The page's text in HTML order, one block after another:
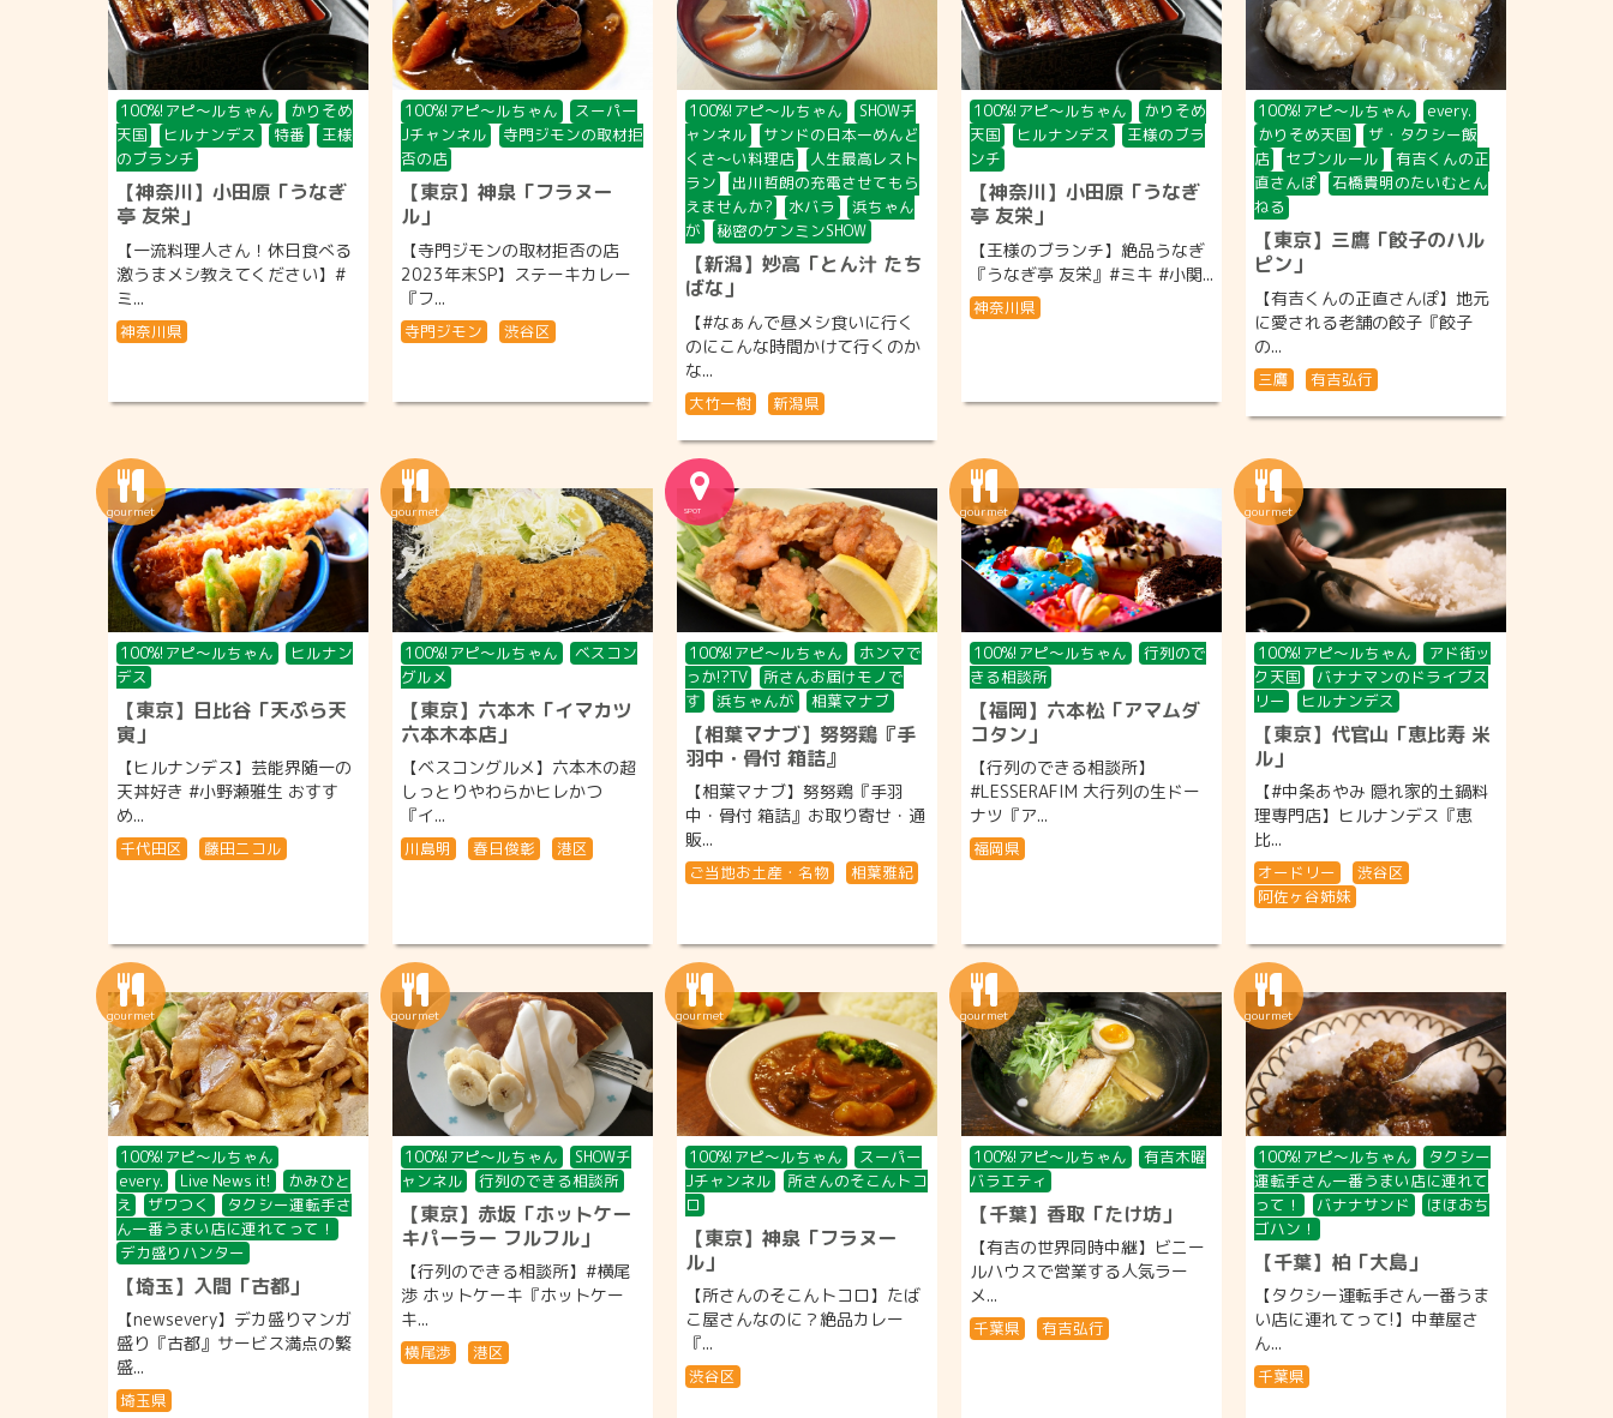
100%!アピ〜ルちゃん
かりそめ
天国
ヒルナンデス 特番
王様
のブランチ
【神奈川】小田原「うなぎ
亭 友栄」
【一流料理人さん！休日食べる
激うまメシ教えてください】#
ミ...
神奈川県
100%!アピ〜ルちゃん
スーパー
Jチャンネル
寺門ジモンの取材拒
否の店
【東京】神泉「フラヌー
ル」
【寺門ジモンの取材拒否の店
2023年末SP】ステーキカレー
『フ...
寺門ジモン 渋谷区
100%!アピ〜ルちゃん
SHOWチ
ャンネル
サンドの日本一めんど
くさ〜い料理店
人生最高レスト
ラン
出川哲朗の充電させてもら
えませんか?
水バラ
浜ちゃん
が
秘密のケンミンSHOW
【新潟】妙高「とん汁 たち
ばな」
【#なぁんで昼メシ食いに行く
のにこんな時間かけて行くのか
な...
大竹一樹 新潟県
100%!アピ〜ルちゃん
かりそめ
天国
ヒルナンデス
王様のブラ
ンチ
【神奈川】小田原「うなぎ
亭 友栄」
【王様のブランチ】絶品うなぎ
『うなぎ亭 友栄』#ミキ #小関...
神奈川県
100%!アピ〜ルちゃん
every.
かりそめ天国
ザ・タクシー飯
店
セブンルール
有吉くんの正
直さんぽ
石橋貴明のたいむとん
ねる
【東京】三鷹「餃子のハル
ピン」
【有吉くんの正直さんぽ】地元
に愛される老舗の餃子『餃子
の...
三鷹 有吉弘行
100%!アピ〜ルちゃん
ヒルナン
デス
【東京】日比谷「天ぷら天
寅」
【ヒルナンデス】芸能界随一の
天丼好き #小野瀬雅生 おすす
め...
千代田区 藤田ニコル
100%!アピ〜ルちゃん
ベスコン
グルメ
【東京】六本木「イマカツ
六本木本店」
【ベスコングルメ】六本木の超
しっとりやわらかヒレかつ
『イ...
川島明 春日俊彰 港区
100%!アピ〜ルちゃん
ホンマで
っか!?TV
所さんお届けモノで
す
浜ちゃんが 相葉マナブ
【相葉マナブ】努努鶏『手
羽中・骨付 箱詰』
【相葉マナブ】努努鶏『手羽
中・骨付 箱詰』お取り寄せ・通
販...
ご当地お土産・名物 相葉雅紀
100%!アピ〜ルちゃん
行列ので
きる相談所
【福岡】六本松「アマムダ
コタン」
【行列のできる相談所】
#LESSERAFIM 大行列の生ドー
ナツ『ア...
福岡県
100%!アピ〜ルちゃん
アド街ッ
ク天国
バナナマンのドライブス
リー
ヒルナンデス
【東京】代官山「恵比寿 米
ル」
【#中条あやみ 隠れ家的土鍋料
理専門店】ヒルナンデス『恵
比...
オードリー
渋谷区
阿佐ヶ谷姉妹
100%!アピ〜ルちゃん
every.
Live News it!
かみひと
え
ザワつく
タクシー運転手さ
ん一番うまい店に連れてって！
デカ盛りハンター
【埼玉】入間「古都」
【newsevery】デカ盛りマンガ
盛り『古都』サービス満点の繁
盛...
埼玉県
100%!アピ〜ルちゃん
SHOWチ
ャンネル
行列のできる相談所
【東京】赤坂「ホットケー
キパーラー フルフル」
【行列のできる相談所】#横尾
渉 ホットケーキ『ホットケー
キ...
横尾渉 港区
100%!アピ〜ルちゃん
スーパー
Jチャンネル
所さんのそこんトコ
ロ
【東京】神泉「フラヌー
ル」
【所さんのそこんトコロ】たば
こ屋さんなのに？絶品カレー
『...
渋谷区
100%!アピ〜ルちゃん
有吉木曜
バラエティ
【千葉】香取「たけ坊」
【有吉の世界同時中継】ビニー
ルハウスで営業する人気ラー
メ...
千葉県 有吉弘行
100%!アピ〜ルちゃん
タクシー
運転手さん一番うまい店に連れて
って！
バナナサンド
ほほおち
ゴハン！
【千葉】柏「大島」
【タクシー運転手さん一番うま
い店に連れてって!】中華屋さ
ん...
千葉県